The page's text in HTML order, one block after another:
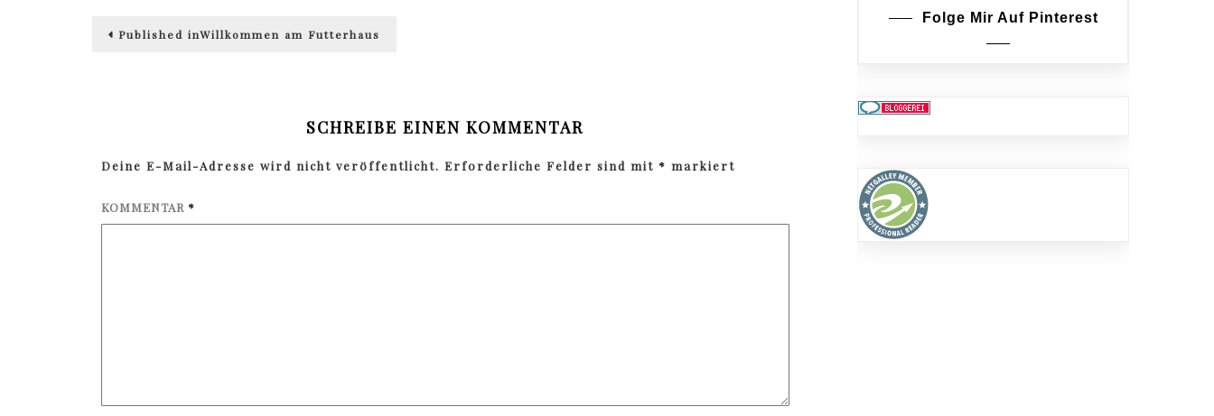
Beitragsnavigation
Published inWillkommen am Futterhaus
SCHREIBE EINEN KOMMENTAR
Deine E-Mail-Adresse wird nicht veröffentlicht. Erforderliche Felder sind mit * markiert
KOMMENTAR *
Folge Mir Auf Pinterest